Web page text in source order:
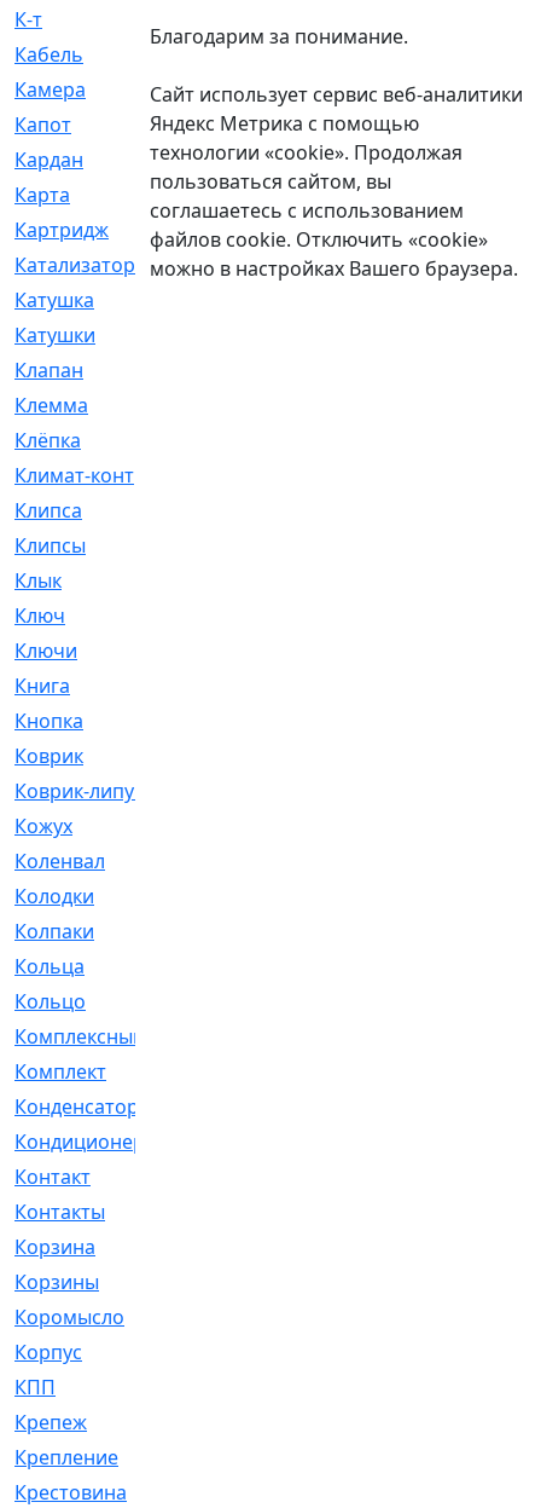
К-т
Кабель
[50]
Камера
[4]
Капот
[144]
Кардан
[131]
Карта
[2]
Картридж
[250]
Катализатор
[1]
Катушка
Катушки
Клапан
Клемма
Клёпка
Климат-контроль
Клипса
Клипсы
Клык
Ключ
Ключи
Книга
Кнопка
Коврик
Коврик-липучка
Кожух
Коленвал
Колодки
Колпаки
Кольца
Кольцо
Комплексный
Комплект
Конденсатор
Кондиционер
Контакт
Контакты
Корзина
Корзины
Коромысло
Корпус
КПП
Крепеж
Крепление
Крестовина
Благодарим за понимание.
Сайт использует сервис веб-аналитики
Яндекс Метрика с помощью
технологии «cookie». Продолжая
пользоваться сайтом, вы
соглашаетесь с использованием
файлов cookie. Отключить «cookie»
можно в настройках Вашего браузера.